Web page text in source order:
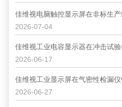
佳维视电脑触控显示屏在非标生
2026-07-04
佳维视工业电容显示器在冲击试
2026-06-17
佳维视工业显示屏在气密性检漏
2026-06-27